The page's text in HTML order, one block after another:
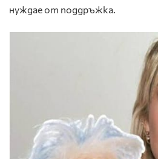
нуждае от поддръжка.